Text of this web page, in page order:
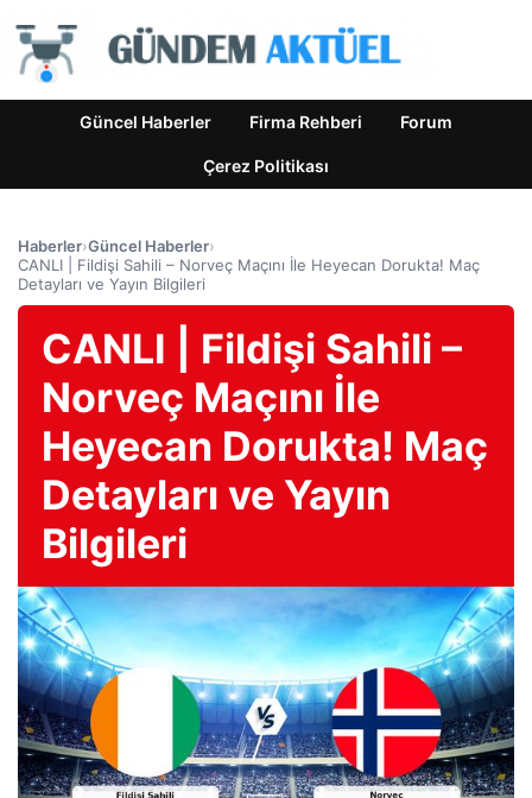
Güncel Haberler Firma Rehberi Forum
Çerez Politikası
Haberler›Güncel Haberler›
CANLI | Fildişi Sahili – Norveç Maçını İle Heyecan Dorukta! Maç
Detayları ve Yayın Bilgileri
CANLI | Fildişi Sahili –
Norveç Maçını İle
Heyecan Dorukta! Maç
Detayları ve Yayın
Bilgileri